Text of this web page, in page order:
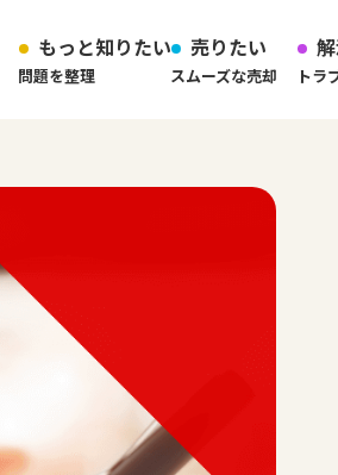
もっと知りたい
問題を整理
売りたい
スムーズな売却 トラ